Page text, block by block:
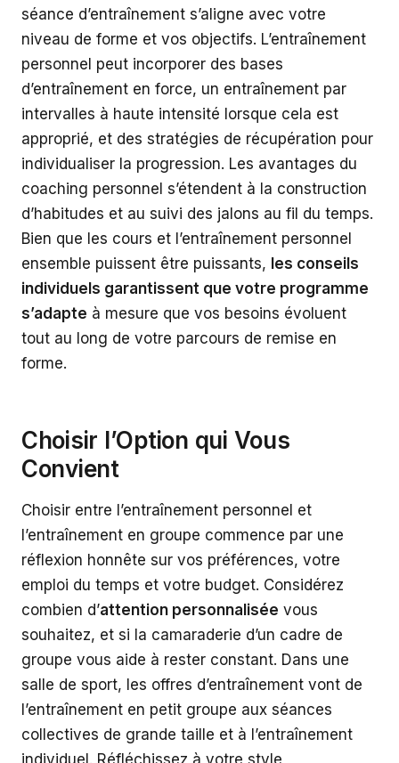
séance d’entraînement s’aligne avec votre
niveau de forme et vos objectifs. L’entraînement
personnel peut incorporer des bases
d’entraînement en force, un entraînement par
intervalles à haute intensité lorsque cela est
approprié, et des stratégies de récupération pour
individualiser la progression. Les avantages du
coaching personnel s’étendent à la construction
d’habitudes et au suivi des jalons au fil du temps.
Bien que les cours et l’entraînement personnel
ensemble puissent être puissants, les conseils
individuels garantissent que votre programme
s’adapte à mesure que vos besoins évoluent
tout au long de votre parcours de remise en
forme.
Choisir l’Option qui Vous
Convient
Choisir entre l’entraînement personnel et
l’entraînement en groupe commence par une
réflexion honnête sur vos préférences, votre
emploi du temps et votre budget. Considérez
combien d’attention personnalisée vous
souhaitez, et si la camaraderie d’un cadre de
groupe vous aide à rester constant. Dans une
salle de sport, les offres d’entraînement vont de
l’entraînement en petit groupe aux séances
collectives de grande taille et à l’entraînement
individuel. Réfléchissez à votre style